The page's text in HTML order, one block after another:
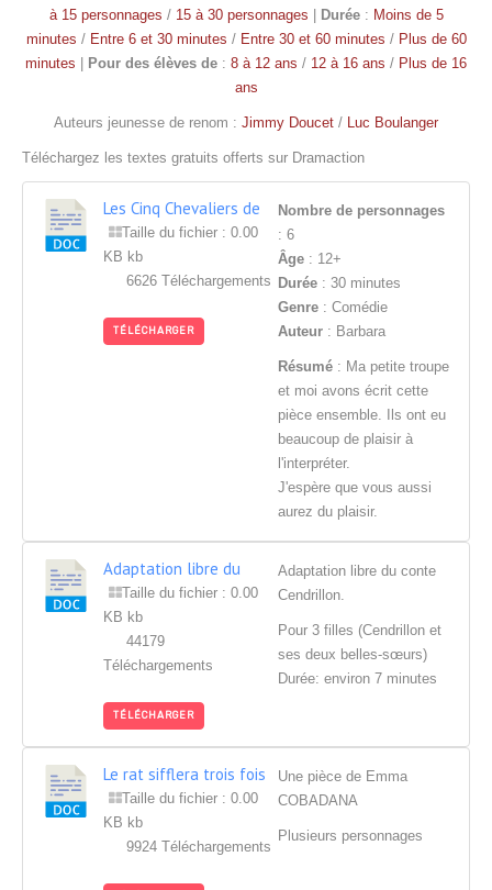
à 15 personnages / 15 à 30 personnages Durée: Moins de 5
minutes / Entre 6 et 30 minutes / Entre 30 et 60 minutes / Plus de 60
minutes
Pour des élèves de : 8 à 12 ans / 12 à 16 ans / Plus de 16
ans
Auteurs jeunesse de renom : Jimmy Doucet / Luc Boulanger
Téléchargez les textes gratuits offerts sur Dramaction
Les Cinq Chevaliers de
Mère Nature
Taille du fichier : 0.00
KB kb
6626 Téléchargements
TÉLÉCHARGER
Nombre de personnages
: 6
Âge : 12+
Durée : 30 minutes
Genre : Comédie
Auteur : Barbara
Résumé : Ma petite troupe
et moi avons écrit cette
pièce ensemble. Ils ont eu
beaucoup de plaisir à
l'interpréter.
J'espère que vous aussi
aurez du plaisir.
Adaptation libre du
conte Cendrillon.
Taille du fichier : 0.00
KB kb
44179
Téléchargements
TÉLÉCHARGER
Adaptation libre du conte
Cendrillon.
Pour 3 filles (Cendrillon et
ses deux belles-sœurs)
Durée: environ 7 minutes
Le rat sifflera trois fois
Taille du fichier : 0.00
KB kb
9924 Téléchargements
Une pièce de Emma
COBADANA
Plusieurs personnages